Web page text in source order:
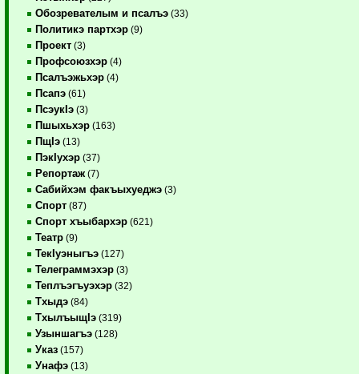
Обозревателым и псалъэ (33)
Политикэ партхэр (9)
Проект (3)
Профсоюзхэр (4)
Псалъэжьхэр (4)
Псапэ (61)
ПсэукIэ (3)
Пшыхьхэр (163)
ПщIэ (13)
ПэкIухэр (37)
Репортаж (7)
Сабийхэм факъыхуеджэ (3)
Спорт (87)
Спорт хъыбархэр (621)
Театр (9)
ТекIуэныгъэ (127)
Телеграммэхэр (3)
Теплъэгъуэхэр (32)
Тхыдэ (84)
ТхылъыщIэ (319)
Узыншагъэ (128)
Указ (157)
Унафэ (13)